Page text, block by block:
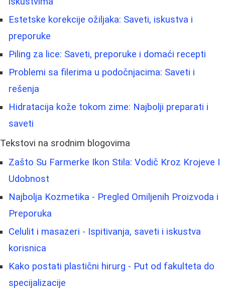
Estetske korekcije ožiljaka: Saveti, iskustva i
preporuke
Piling za lice: Saveti, preporuke i domaći recepti
Problemi sa filerima u podočnjacima: Saveti i
rešenja
Hidratacija kože tokom zime: Najbolji preparati i
saveti
Tekstovi na srodnim blogovima
Zašto Su Farmerke Ikon Stila: Vodič Kroz Krojeve I
Udobnost
Najbolja Kozmetika - Pregled Omiljenih Proizvoda i
Preporuka
Celulit i masazeri - Ispitivanja, saveti i iskustva
korisnica
Kako postati plastični hirurg - Put od fakulteta do
specijalizacije